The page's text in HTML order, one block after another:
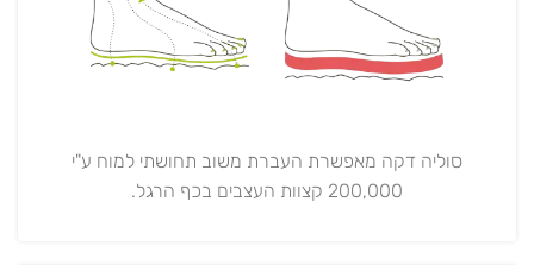
סוליה דקה מאפשרת העברת משוב תחושתי למוח ע"י
200,000 קצוות העצבים בכף הרגל.